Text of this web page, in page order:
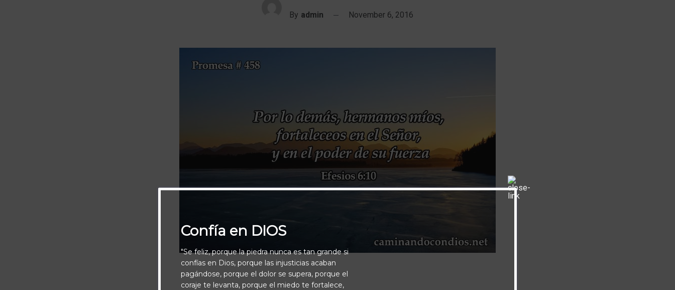
By admin November 6, 2016
Confía en DIOS
"Se feliz, porque la piedra nunca es tan grande si
confías en Dios, porque las injusticias acaban
pagándose, porque el dolor se supera, porque el
coraje te levanta, porque el miedo te fortalece,